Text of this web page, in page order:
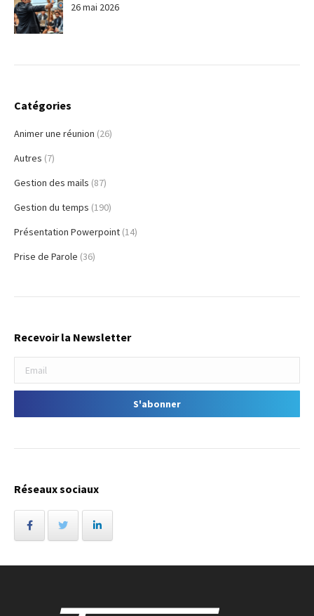
26 mai 2026
Catégories
Animer une réunion (26)
Autres (7)
Gestion des mails (87)
Gestion du temps (190)
Présentation Powerpoint (14)
Prise de Parole (36)
Recevoir la Newsletter
Réseaux sociaux